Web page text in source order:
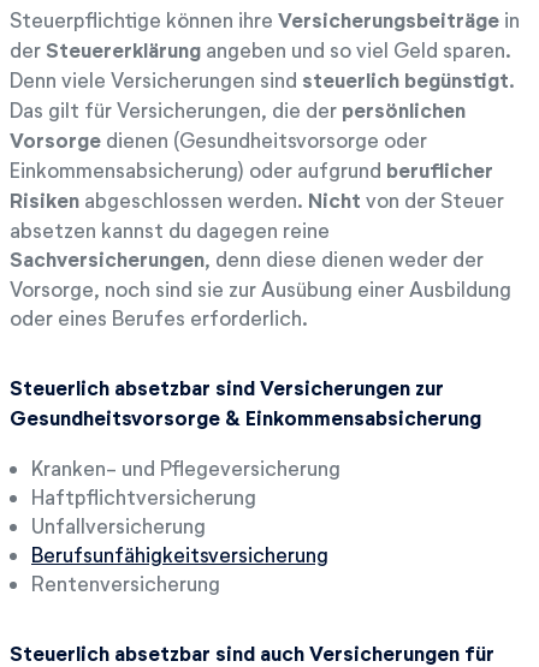
Steuerpflichtige können ihre Versicherungsbeiträge in
der Steuererklärung angeben und so viel Geld sparen.
Denn viele Versicherungen sind steuerlich begünstigt.
Das gilt für Versicherungen, die der persönlichen
Vorsorge dienen (Gesundheitsvorsorge oder
Einkommensabsicherung) oder aufgrund beruflicher
Risiken abgeschlossen werden. Nicht von der Steuer
absetzen kannst du dagegen reine
Sachversicherungen , denn diese dienen weder der
Vorsorge, noch sind sie zur Ausübung einer Ausbildung
oder eines Berufes erforderlich.
Steuerlich absetzbar sind Versicherungen zur
Gesundheitsvorsorge & Einkommensabsicherung
Kranken- und Pflegeversicherung
Haftpflichtversicherung
Unfallversicherung
Berufsunfähigkeitsversicherung
Rentenversicherung
Steuerlich absetzbar sind auch Versicherungen für